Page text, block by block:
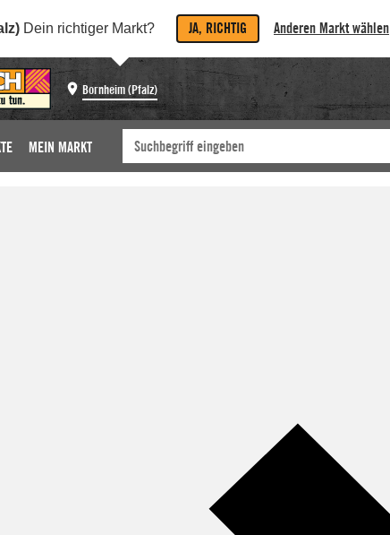
Dein richtiger Markt? JA, RICHTIG Anderen Markt wählen
Bornheim (Pfalz)
MEIN MARKT